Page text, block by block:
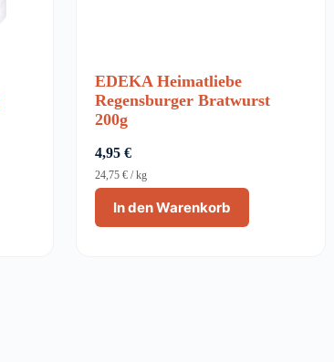
EDEKA Heimatliebe
Regensburger Bratwurst
200g
4,95 €
In den Warenkorb
24,75 €/kg